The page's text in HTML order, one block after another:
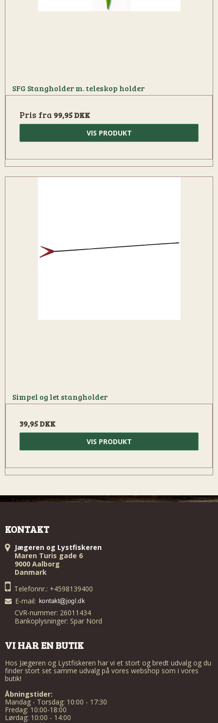
SFG Stangholder m. teleskop holder
Pris fra 99,95 DKK
VIS PRODUKT
Simpel og let stangholder
39,95 DKK
VIS PRODUKT
KONTAKT
Jægeren og Lystfiskeren
Maren Turis gade 6
9000 Aalborg
Danmark
Telefonnr.: +4598139400
E-mail:
CVR-nummer: 26011434
Bankoplysninger: Spar Nord
VI HAR EN BUTIK
Hos Jægeren og Lystfiskeren har vi et stort og bredt udvalg og du
finder stort set samme udvalg på vores webshop som i vores
butik!
Åbningstider:
Mandag - Torsdag: 10:00 - 17:30
Fredag: 10:00-18:00
Lørdag: 10:00 - 14:00